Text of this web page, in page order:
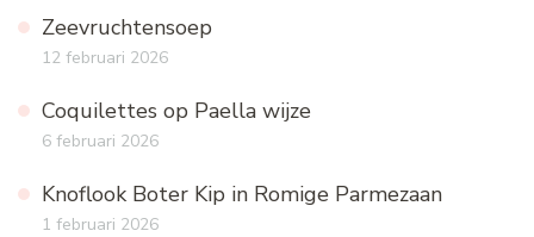
Zeevruchtensoep
12 februari 2026
Coquilettes op Paella wijze
6 februari 2026
Knoflook Boter Kip in Romige Parmezaan
1 februari 2026